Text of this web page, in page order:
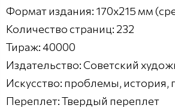
Формат издания: 170х215 мм
Количество страниц: 232
Тираж: 40000
Издательство: Советский
Искусство: проблемы, история,
Переплет: Твердый переплет